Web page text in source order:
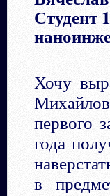
Студент
Хочу
первого
года
в